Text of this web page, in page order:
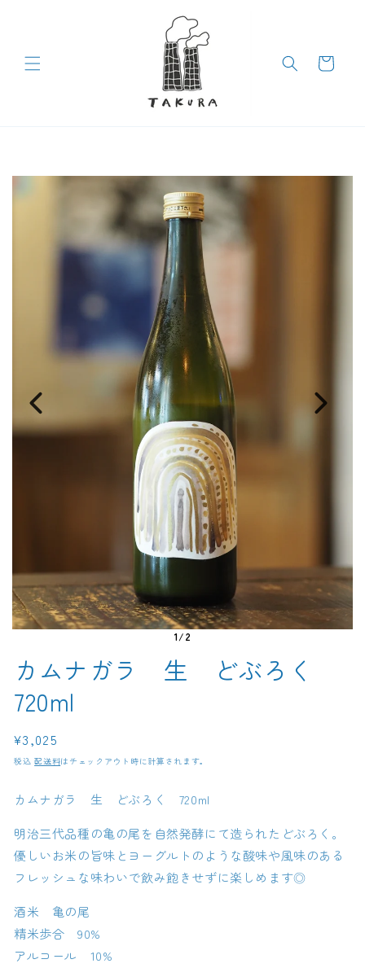
ー
1/2
カムナガラ 生 どぶろく
720ml
通
常
格
¥3,025
税込配送料はチェックアウト時に計算されます。
カムナガラ 生 どぶろく 720ml
明治三代品種の亀の尾を自然発酵にて造られたどぶろく。
優しいお米の旨味とヨーグルトのような酸味や風味のある
フレッシュな味わいで飲み飽きせずに楽しめます◎
酒米 亀の尾
精米歩合 90%
アルコール 10%